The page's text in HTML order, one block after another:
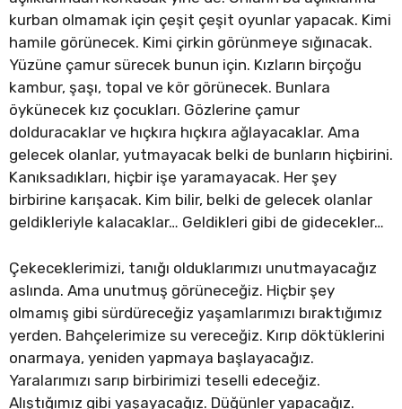
kurban olmamak için çeşit çeşit oyunlar yapacak. Kimi
hamile görünecek. Kimi çirkin görünmeye sığınacak.
Yüzüne çamur sürecek bunun için. Kızların birçoğu
kambur, şaşı, topal ve kör görünecek. Bunlara
öykünecek kız çocukları. Gözlerine çamur
dolduracaklar ve hıçkıra hıçkıra ağlayacaklar. Ama
gelecek olanlar, yutmayacak belki de bunların hiçbirini.
Kanıksadıkları, hiçbir işe yaramayacak. Her şey
birbirine karışacak. Kim bilir, belki de gelecek olanlar
geldikleriyle kalacaklar… Geldikleri gibi de gidecekler…
Çekeceklerimizi, tanığı olduklarımızı unutmayacağız
aslında. Ama unutmuş görüneceğiz. Hiçbir şey
olmamış gibi sürdüreceğiz yaşamlarımızı bıraktığımız
yerden. Bahçelerimize su vereceğiz. Kırıp döktüklerini
onarmaya, yeniden yapmaya başlayacağız.
Yaralarımızı sarıp birbirimizi teselli edeceğiz.
Alıştığımız gibi yaşayacağız. Düğünler yapacağız.